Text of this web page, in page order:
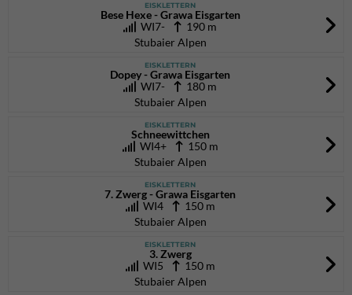
EISKLETTERN
Bese Hexe - Grawa Eisgarten
WI7-
190 m
Stubaier Alpen
EISKLETTERN
Dopey - Grawa Eisgarten
WI7-
180 m
Stubaier Alpen
EISKLETTERN
Schneewittchen
WI4+ 150 m
Stubaier Alpen
EISKLETTERN
7. Zwerg - Grawa Eisgarten
WI4 150 m
Stubaier Alpen
EISKLETTERN
3. Zwerg
WI5 150 m
Stubaier Alpen